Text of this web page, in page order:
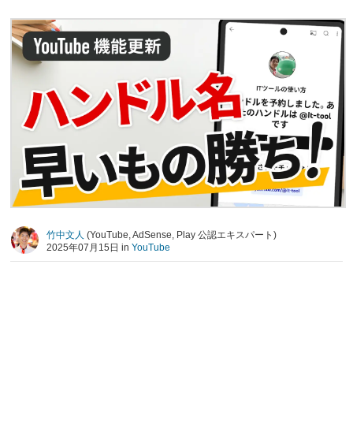
竹中文人 (YouTube, AdSense, Play 公認エキスパート)
2025年07月15日 in YouTube